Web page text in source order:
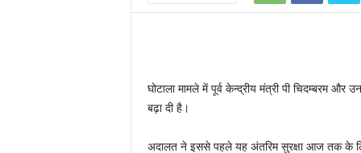
घोटाला मामले में पूर्व केन्‍द्रीय मंत्री पी चिदम्‍बरम और
बढ़ा दी है।
अदालत ने इससे पहले यह अंतरिम सुरक्षा आज तक के